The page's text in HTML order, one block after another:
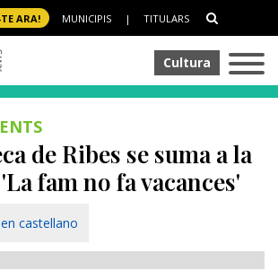
ARA! MUNICIPIS | TITULARS
Cultura
de Ribes se suma a la
fam no fa vacances'
castellano